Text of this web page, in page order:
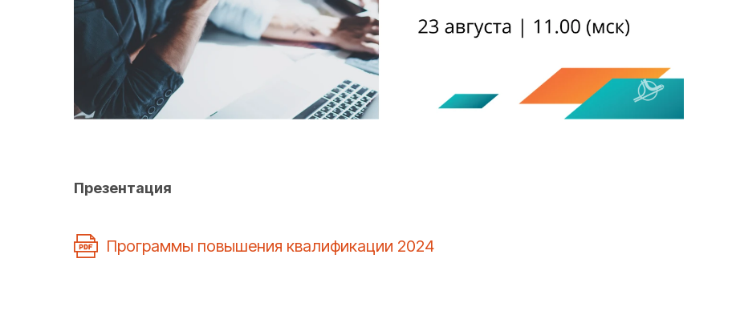
Презентация
Программы повышения квалификации 2024